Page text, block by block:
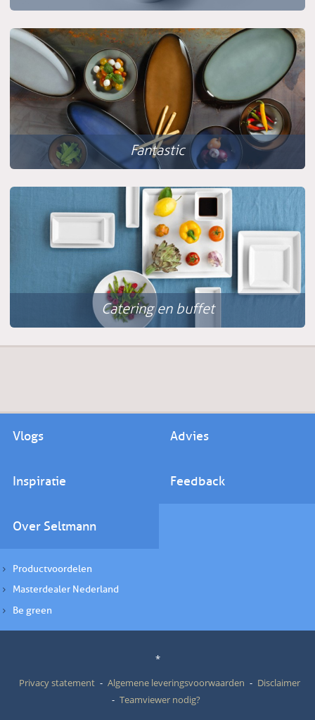
Fantastic
Catering en buffet
Vlogs Advies
Inspiratie Feedback
Over Seltmann
Productvoordelen
Masterdealer Nederland
Be green
*
Privacy statement
Algemene leveringsvoorwaarden
Disclaimer
Teamviewer nodig?